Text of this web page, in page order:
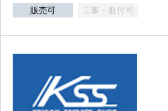
販売可 工事・取付可